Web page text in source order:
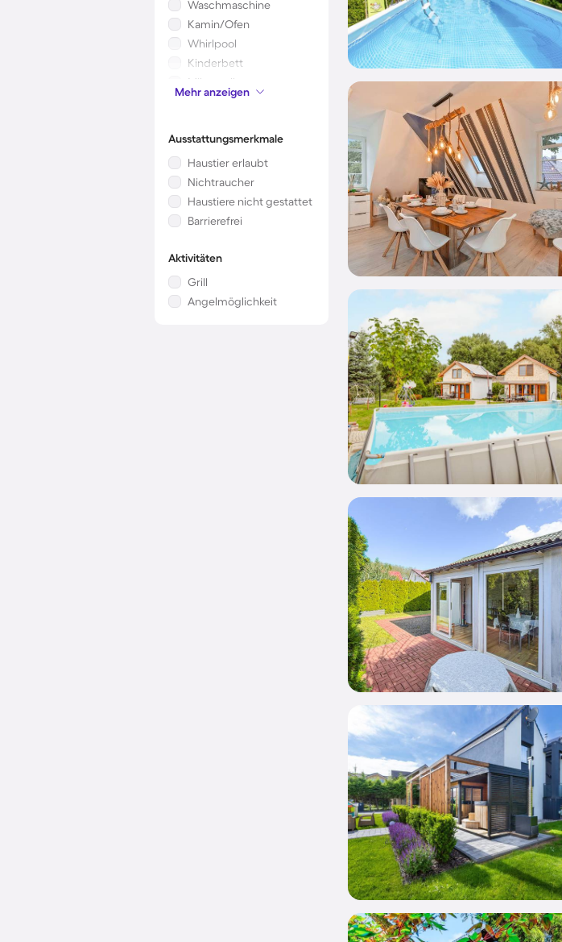
Waschmaschine
Kamin/Ofen
Whirlpool
Kinderbett
Mikrowelle
Klimaanlage
Mehr anzeigen
Ausstattungsmerkmale
Haustier erlaubt
Nichtraucher
Haustiere nicht gestattet
Barrierefrei
Aktivitäten
Grill
Angelmöglichkeit